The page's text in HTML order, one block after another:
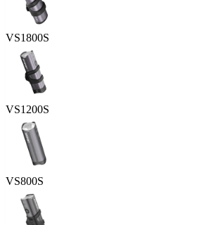
VS1800S
VS1200S
VS800S